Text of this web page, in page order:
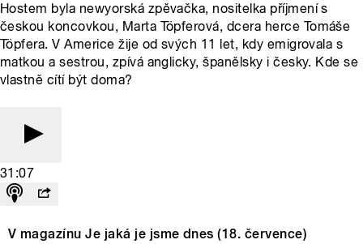
Hostem byla newyorská zpěvačka, nositelka příjmení s
českou koncovkou, Marta Töpferová, dcera herce Tomáše
Töpfera. V Americe žije od svých 11 let, kdy emigrovala s
matkou a sestrou, zpívá anglicky, španělsky i česky. Kde se
vlastně cítí být doma?
31:07
V magazínu Je jaká je jsme dnes (18. července)